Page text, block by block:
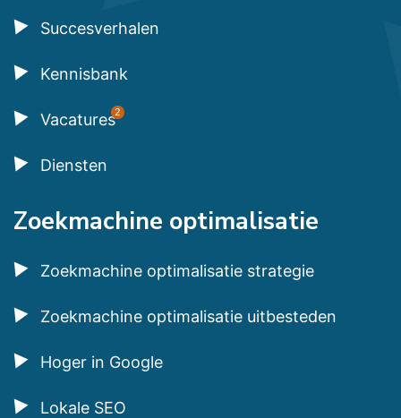
Succesverhalen
Kennisbank
Vacatures2
Diensten
Zoekmachine optimalisatie
Zoekmachine optimalisatie strategie
Zoekmachine optimalisatie uitbesteden
Hoger in Google
Lokale SEO